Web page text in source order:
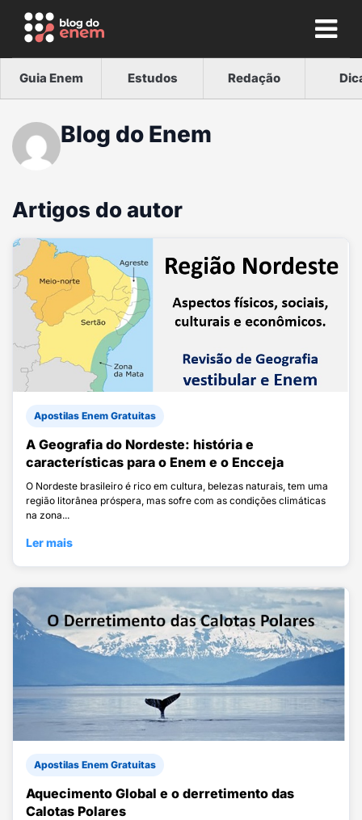
Guia Enem Estudos Redação
Blog do Enem
Artigos do autor
Apostilas Enem Gratuitas
A Geografia do Nordeste: história e
características para o Enem e o Encceja
O Nordeste brasileiro é rico em cultura, belezas naturais, tem uma
região litorânea próspera, mas sofre com as condições climáticas
na zona...
Ler mais
Apostilas Enem Gratuitas
Aquecimento Global e o derretimento das
Calotas Polares